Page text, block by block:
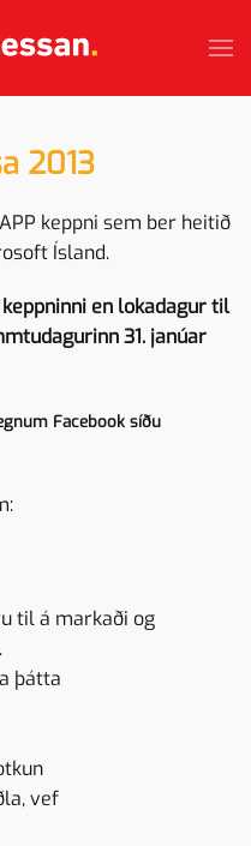
2013
keppni sem ber heitið
Ísland.
en lokadagur til
31. janúar
Facebook síðu
til á markaði og
þátta
vef